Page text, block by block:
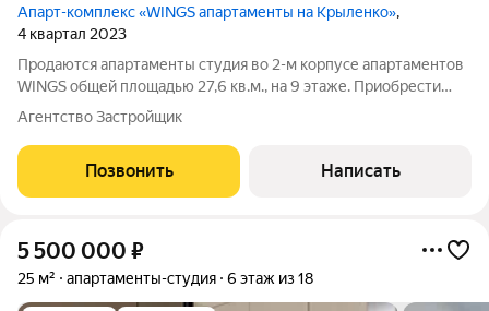
Апарт-комплекс «WINGS апартаменты на Крыленко»,
4 квартал 2023
Продаются апартаменты студия во 2-м корпусе апартаментов
WINGS общей площадью 27,6 кв.м., на 9 этаже. Приобрести
апартамент возможно в ипотеку, в рассрочку со сроком до 1,5
лет. Комплекс апартаментов "WINGS" располагается по адресу
улица Крыленко,
Агентство Застройщик
Позвонить Написать
5 500 000 ₽
25 м² апартаменты-студия 6 этаж из 18